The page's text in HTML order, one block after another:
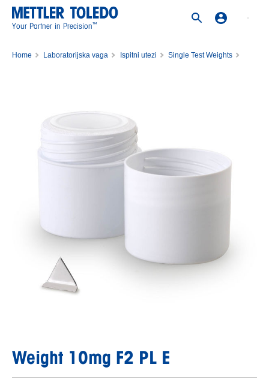
Your Partner in Precision™
Home Laboratorijska vaga Ispitni utezi
Single Test Weights
Weight 10mg F2 PL E